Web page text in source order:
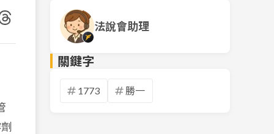
法說會助理
關鍵字
1773 勝一